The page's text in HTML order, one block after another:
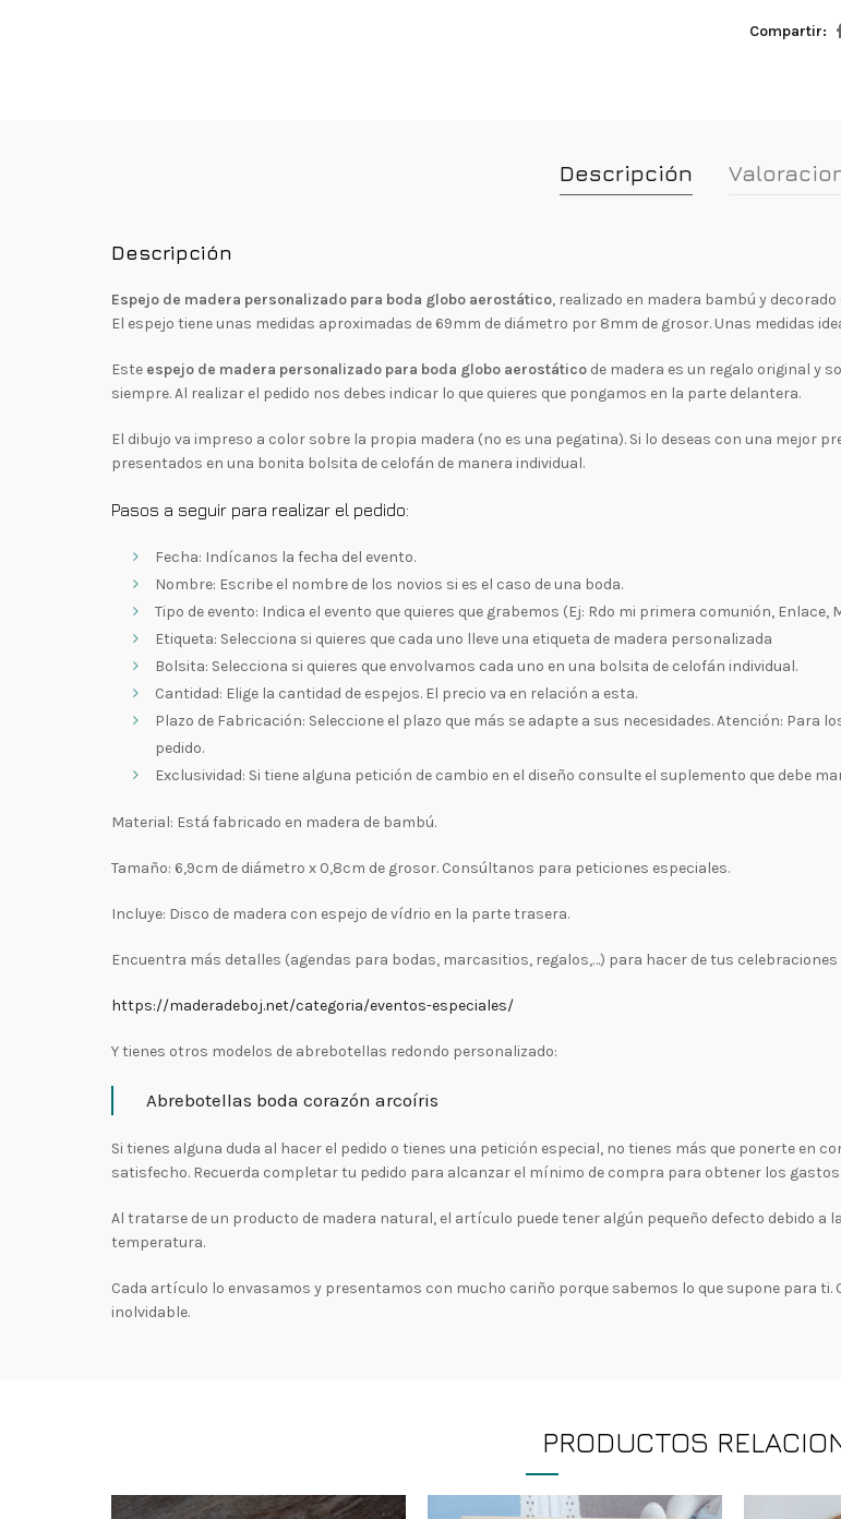
Compartir
Descripción
Descripción
Espejo de madera personalizado para boda globo aerostático, realizado en madera bambú y
El espejo tiene unas medidas aproximadas de 69mm de diámetro por 8mm de grosor. Unas medidas
Este espejo de madera personalizado para boda globo aerostático de madera es un regalo original y
siempre. Al realizar el pedido nos debes indicar lo que quieres que pongamos en la parte delantera.
El dibujo va impreso a color sobre la propia madera (no es una pegatina). Si lo deseas con una mejor
presentados en una bonita bolsita de celofán de manera individual.
Pasos a seguir para realizar el pedido:
Fecha: Indícanos la fecha del evento.
Nombre: Escribe el nombre de los novios si es el caso de una boda.
Tipo de evento: Indica el evento que quieres que grabemos (Ej: Rdo mi primera comunión, Enlace,
Etiqueta: Selecciona si quieres que cada uno lleve una etiqueta de madera personalizada
Bolsita: Selecciona si quieres que envolvamos cada uno en una bolsita de celofán individual.
Cantidad: Elige la cantidad de espejos. El precio va en relación a esta.
Plazo de Fabricación: Seleccione el plazo que más se adapte a sus necesidades. Atención:
pedido.
Exclusividad: Si tiene alguna petición de cambio en el diseño consulte el suplemento que debe
Material: Está fabricado en madera de bambú.
Tamaño: 6,9cm de diámetro x 0,8cm de grosor. Consúltanos para peticiones especiales.
Incluye: Disco de madera con espejo de vídrio en la parte trasera.
Encuentra más detalles (agendas para bodas, marcasitios, regalos,…) para hacer de tus
https://maderadeboj.net/categoria/eventos-especiales/
Y tienes otros modelos de abrebotellas redondo personalizado:
Abrebotellas boda corazón arcoíris
Si tienes alguna duda al hacer el pedido o tienes una petición especial, no tienes más que ponerte en
satisfecho. Recuerda completar tu pedido para alcanzar el mínimo de compra para obtener los
Al tratarse de un producto de madera natural, el artículo puede tener algún pequeño defecto debido a
temperatura.
Cada artículo lo envasamos y presentamos con mucho cariño porque sabemos lo que supone para
inolvidable.
PRODUCTOS